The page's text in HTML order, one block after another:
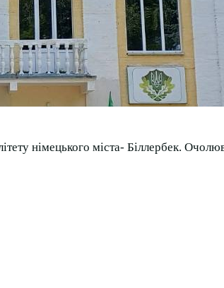
німецького міста- Біллербек.